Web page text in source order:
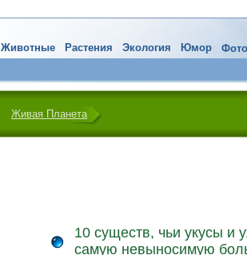
Животные Растения Экология Юмор
Живая Планета
10 существ, чьи укусы и
самую невыносимую